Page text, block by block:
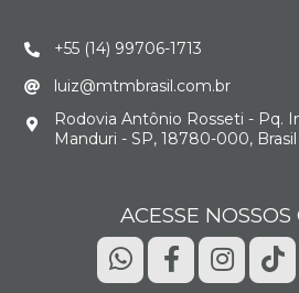
+55 (14) 99706-1713
luiz@mtmbrasil.com.br
Rodovia Antônio Rosseti - Pq.
Manduri - SP, 18780-000, Brasil
ACESSE NOSSOS